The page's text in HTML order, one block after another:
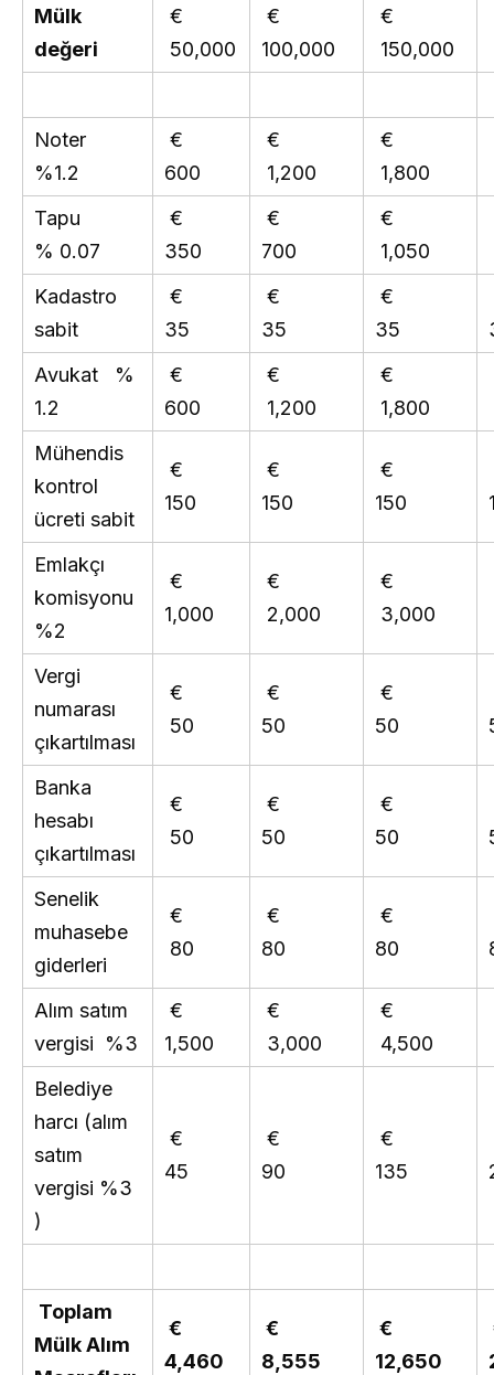
Mülk
değeri
€
50,000
€
100,000
€
150,000
Noter
%1.2
€
600
€
1,200
€
1,800
Tapu
% 0.07
€
350
€
700
€
1,050
Kadastro
sabit
€
35
€
35
€
35
Avukat %
1.2
€
600
€
1,200
€
1,800
Mühendis
kontrol
ücreti sabit
€
150
€
150
€
150
Emlakçı
komisyonu
%2
€
1,000
€
2,000
€
3,000
Vergi
numarası
çıkartılması
€
50
€
50
€
50
Banka
hesabı
çıkartılması
€
50
€
50
€
50
Senelik
muhasebe
giderleri
€
80
€
80
€
80
Alım satım
vergisi %3
€
1,500
€
3,000
€
4,500
Belediye
harcı (alım
satım
vergisi %3
)
€
45
€
90
€
135
Toplam
Mülk Alım
€
4,460
€
8,555
€
12,650